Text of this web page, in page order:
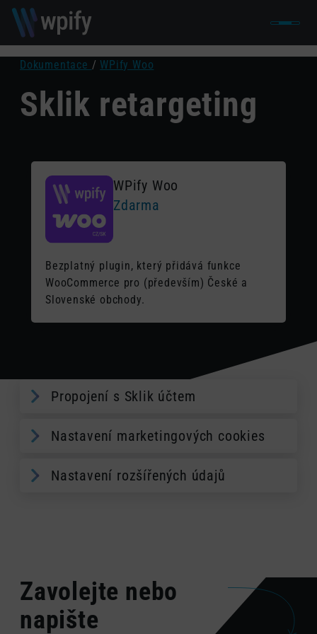
Dokumentace / WPify Woo
Sklik retargeting
WPify Woo
Zdarma
Bezplatný plugin, který přidává funkce
WooCommerce pro (především) České a
Slovenské obchody.
Propojení s Sklik účtem
Nastavení marketingových cookies
Nastavení rozšířených údajů
Zavolejte nebo
napište